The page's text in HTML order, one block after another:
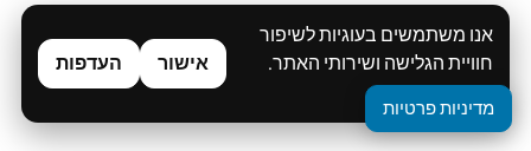
אנו משתמשים בעוגיות לשיפור
חוויית הגלישה ושירותי האתר.
מדיניות פרטיות
אישור העדפות
מדיניות פרטיות